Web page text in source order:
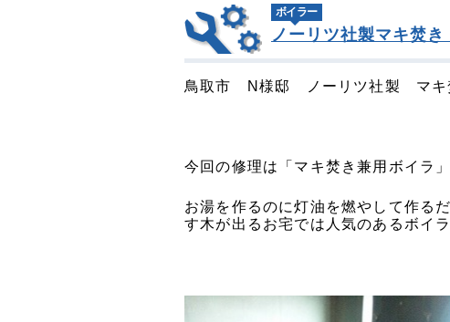
ボイラー
ノーリツ社製マキ焚き
鳥取市 N様邸 ノーリツ社製 マキ
今回の修理は「マキ焚き兼用ボイラ」
お湯を作るのに灯油を燃やして作る
す木が出るお宅では人気のあるボイ